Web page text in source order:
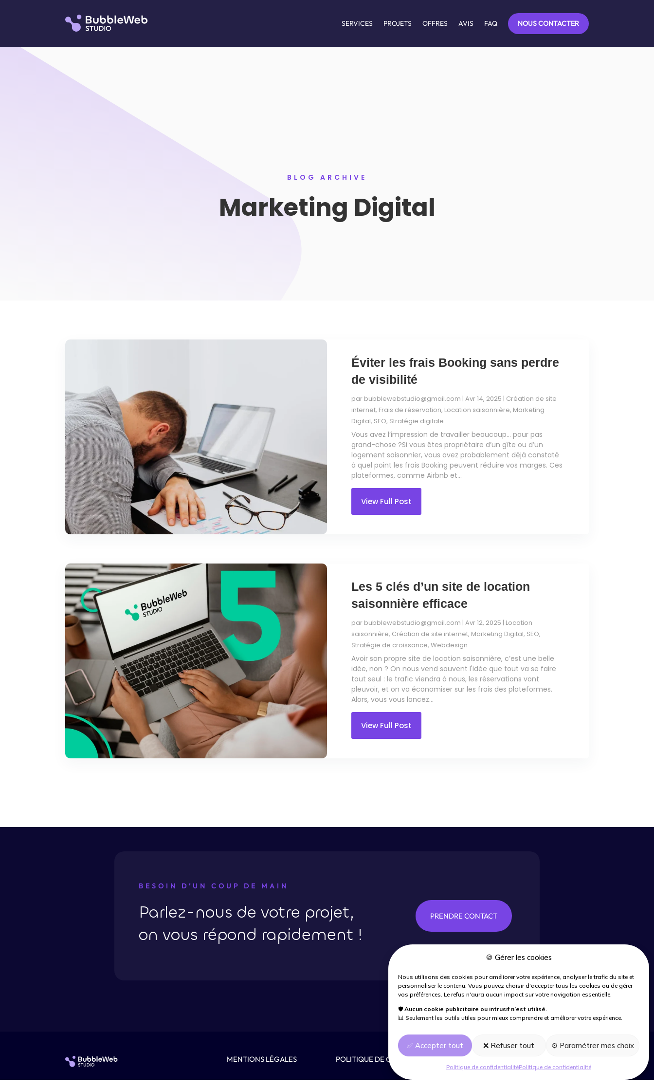
🍪 Gérer les cookies
Nous utilisons des cookies pour améliorer votre expérience, analyser le trafic du site et
personnaliser le contenu. Vous pouvez choisir d'accepter tous les cookies ou de gérer
vos préférences. Le refus n'aura aucun impact sur votre navigation essentielle.
🛡️ Aucun cookie publicitaire ou intrusif n’est utilisé.
📊 Seulement les outils utiles pour mieux comprendre et améliorer votre expérience.
✅ Accepter tout ❌ Refuser tout ⚙️ Paramétrer mes choix
Politique de confidentialitéPolitique de confidentialité
SERVICES PROJETS OFFRES AVIS FAQ NOUS CONTACTER
BLOG ARCHIVE
Marketing Digital
Éviter les frais Booking sans perdre
de visibilité
par bubblewebstudio@gmail.com | Avr 14, 2025 | Création de site
internet, Frais de réservation, Location saisonnière, Marketing
Digital, SEO, Stratégie digitale
Vous avez l’impression de travailler beaucoup… pour pas
grand-chose ?Si vous êtes propriétaire d’un gîte ou d’un
logement saisonnier, vous avez probablement déjà constaté
à quel point les frais Booking peuvent réduire vos marges. Ces
plateformes, comme Airbnb et...
View Full Post
Les 5 clés d’un site de location
saisonnière efficace
par bubblewebstudio@gmail.com | Avr 12, 2025 | Location
saisonnière, Création de site internet, Marketing Digital, SEO,
Stratégie de croissance, Webdesign
Avoir son propre site de location saisonnière, c’est une belle
idée, non ? On nous vend souvent l'idée que tout va se faire
tout seul : le trafic viendra à nous, les réservations vont
pleuvoir, et on va économiser sur les frais des plateformes.
Alors, vous vous lancez...
View Full Post
BESOIN D’UN COUP DE MAIN
Parlez-nous de votre projet,
on vous répond rapidement !
PRENDRE CONTACT
MENTIONS LÉGALES POLITIQUE DE CONFIDENTIALITÉ